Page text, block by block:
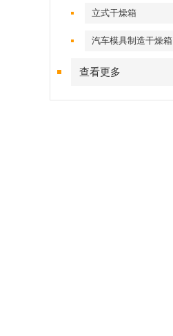
立式干燥箱
汽车模具制造干燥箱
查看更多